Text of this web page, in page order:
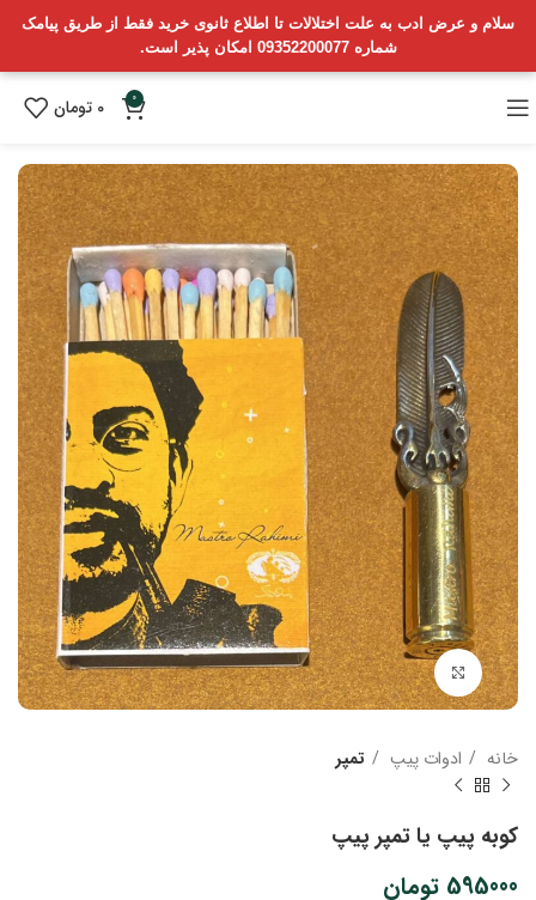
سلام و عرض ادب به علت اختلالات تا اطلاع ثانوی خرید فقط از طریق پیامک
شماره 09352200077 امکان پذیر است.
0
0 تومان
بزرگنمایی تصویر
خانه ادوات پیپ تمپر
کوبه پیپ یا تمپر پیپ
595000 تومان